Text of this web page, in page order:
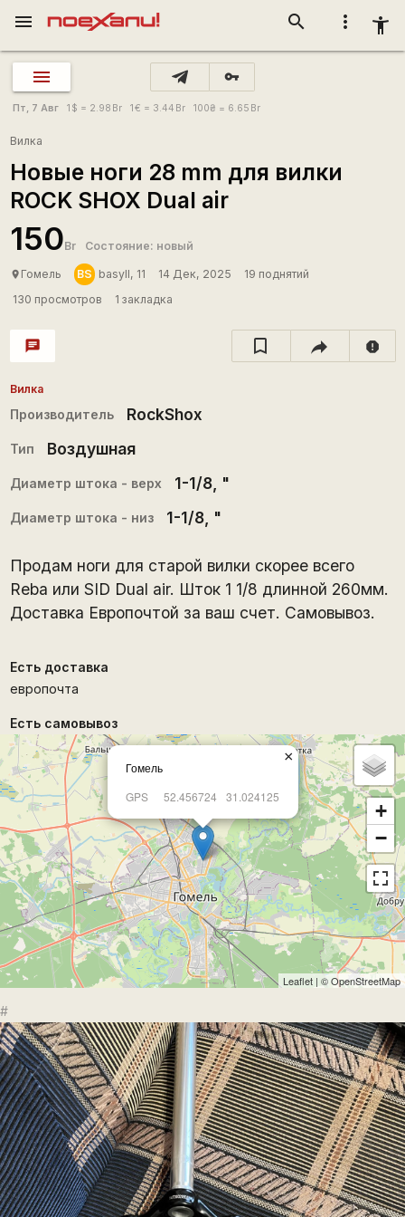
more_vert accessibility_new
search
menu
vpn_key
Пт, 7 Авг 1 $ = 2.98 Br 1€ = 3.44 Br 100₴ = 6.65 Br
Вилка
Новые ноги 28 mm для вилки
ROCK SHOX Dual air
150Br Состояние: новый
place Гомель BS basyll, 11 14 Дек, 2025
19 поднятий
130 просмотров
1 закладка
chat report
Вилка
Производитель RockShox
Тип Воздушная
Диаметр штока - верх 1-1/8, "
Диаметр штока - низ 1-1/8, "
Продам ноги для старой вилки скорее всего
Reba или SID Dual air. Шток 1 1/8 длинной 260мм.
Доставка Европочтой за ваш счет. Самовывоз.
Есть доставка
европочта
Есть самовывоз
Гомель
GPS
52.456724 31.024125
×
+
−
Leaflet | ©OpenStreetMap
#